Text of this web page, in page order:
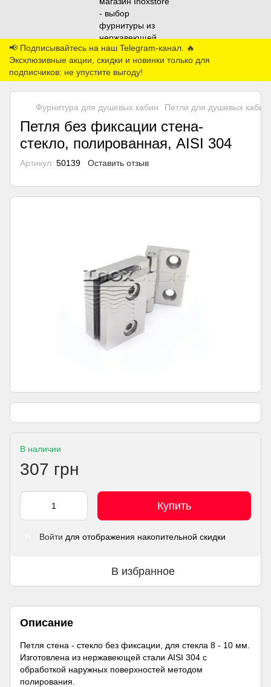
📢 Подписывайтесь на наш Telegram-канал. 🔥
Эксклюзивные акции, скидки и новинки только для
подписчиков: не упустите выгоду!
Фурнитура для душевых кабин Петли для душевых кабин
Петля без фиксации стена-
стекло, полированная, AISI 304
Артикул: 50139 Оставить отзыв
В наличии
307 грн
Купить
Войти для отображения накопительной скидки
В избранное
Описание
Петля стена - стекло без фиксации, для стекла 8 - 10 мм.
Изготовлена из нержавеющей стали AISI 304 с
обработкой наружных поверхностей методом
полирования.